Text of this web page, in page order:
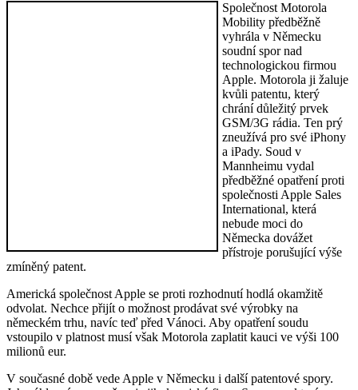
Společnost Motorola
Mobility předběžně
vyhrála v Německu
soudní spor nad
technologickou firmou
Apple. Motorola ji žaluje
kvůli patentu, který
chrání důležitý prvek
GSM/3G rádia. Ten prý
zneužívá pro své iPhony
a iPady. Soud v
Mannheimu vydal
předběžné opatření proti
společnosti Apple Sales
International, která
nebude moci do
Německa dovážet
přístroje porušující výše
zmíněný patent.
Americká společnost Apple se proti rozhodnutí hodlá okamžitě
odvolat. Nechce přijít o možnost prodávat své výrobky na
německém trhu, navíc teď před Vánoci. Aby opatření soudu
vstoupilo v platnost musí však Motorola zaplatit kauci ve výši 100
milionů eur.
V současné době vede Apple v Německu i další patentové spory.